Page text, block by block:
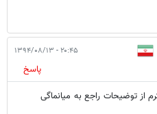
۲۰:۴۵ - ۱۳۹۴/۰۸/۱۳
پاسخ
از توضیحات راجع به میانماگی